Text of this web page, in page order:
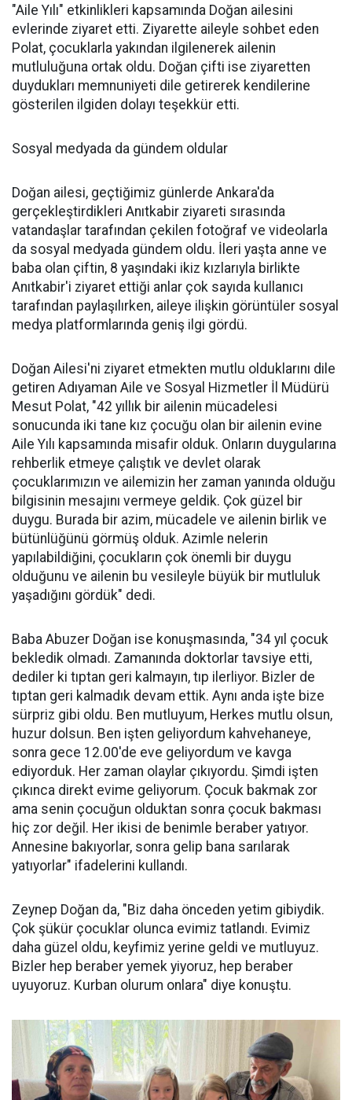
"Aile Yılı" etkinlikleri kapsamında Doğan ailesini
evlerinde ziyaret etti. Ziyarette aileyle sohbet eden
Polat, çocuklarla yakından ilgilenerek ailenin
mutluluğuna ortak oldu. Doğan çifti ise ziyaretten
duydukları memnuniyeti dile getirerek kendilerine
gösterilen ilgiden dolayı teşekkür etti.
Sosyal medyada da gündem oldular
Doğan ailesi, geçtiğimiz günlerde Ankara'da
gerçekleştirdikleri Anıtkabir ziyareti sırasında
vatandaşlar tarafından çekilen fotoğraf ve videolarla
da sosyal medyada gündem oldu. İleri yaşta anne ve
baba olan çiftin, 8 yaşındaki ikiz kızlarıyla birlikte
Anıtkabir'i ziyaret ettiği anlar çok sayıda kullanıcı
tarafından paylaşılırken, aileye ilişkin görüntüler sosyal
medya platformlarında geniş ilgi gördü.
Doğan Ailesi'ni ziyaret etmekten mutlu olduklarını dile
getiren Adıyaman Aile ve Sosyal Hizmetler İl Müdürü
Mesut Polat, "42 yıllık bir ailenin mücadelesi
sonucunda iki tane kız çocuğu olan bir ailenin evine
Aile Yılı kapsamında misafir olduk. Onların duygularına
rehberlik etmeye çalıştık ve devlet olarak
çocuklarımızın ve ailemizin her zaman yanında olduğu
bilgisinin mesajını vermeye geldik. Çok güzel bir
duygu. Burada bir azim, mücadele ve ailenin birlik ve
bütünlüğünü görmüş olduk. Azimle nelerin
yapılabildiğini, çocukların çok önemli bir duygu
olduğunu ve ailenin bu vesileyle büyük bir mutluluk
yaşadığını gördük" dedi.
Baba Abuzer Doğan ise konuşmasında, "34 yıl çocuk
bekledik olmadı. Zamanında doktorlar tavsiye etti,
dediler ki tıptan geri kalmayın, tıp ilerliyor. Bizler de
tıptan geri kalmadık devam ettik. Aynı anda işte bize
sürpriz gibi oldu. Ben mutluyum, Herkes mutlu olsun,
huzur dolsun. Ben işten geliyordum kahvehaneye,
sonra gece 12.00'de eve geliyordum ve kavga
ediyorduk. Her zaman olaylar çıkıyordu. Şimdi işten
çıkınca direkt evime geliyorum. Çocuk bakmak zor
ama senin çocuğun olduktan sonra çocuk bakması
hiç zor değil. Her ikisi de benimle beraber yatıyor.
Annesine bakıyorlar, sonra gelip bana sarılarak
yatıyorlar" ifadelerini kullandı.
Zeynep Doğan da, "Biz daha önceden yetim gibiydik.
Çok şükür çocuklar olunca evimiz tatlandı. Evimiz
daha güzel oldu, keyfimiz yerine geldi ve mutluyuz.
Bizler hep beraber yemek yiyoruz, hep beraber
uyuyoruz. Kurban olurum onlara" diye konuştu.